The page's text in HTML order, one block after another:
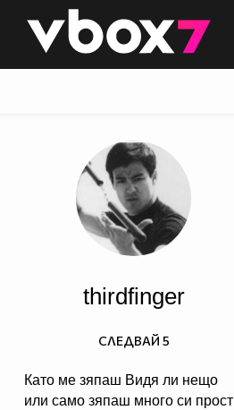
👾
thirdfinger
Като ме зяпаш Видя ли нещо
или само зяпаш много си прост
СЛЕДВАЙ 5